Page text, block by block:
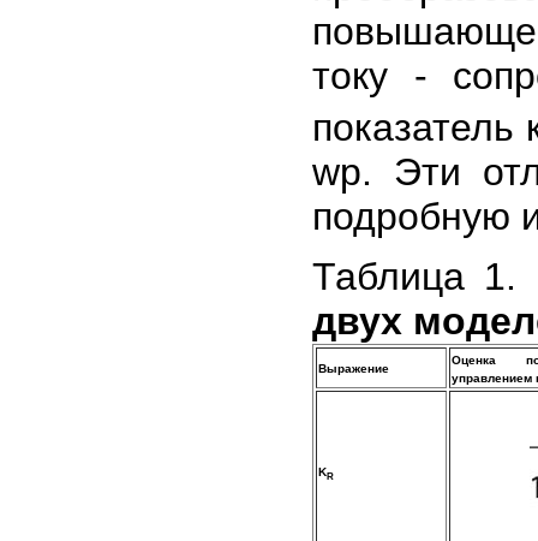
току -
wp. Эти
подробную
Таблица 1.
двух
Выражение
Оценка
управлением
KR